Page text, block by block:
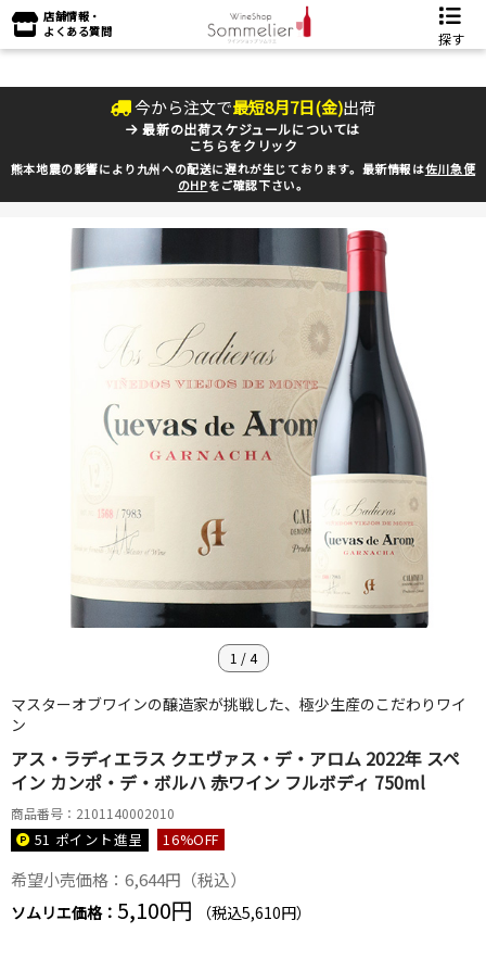
店舗情報・
よくある質問
探す
今から注文で最短8月7日(金)出荷
最新の出荷スケジュールについては
こちらをクリック
熊本地震の影響により九州への配送に遅れが生じております。最新情報は佐川急便
のHPをご確認下さい。
1 /4
マスターオブワインの醸造家が挑戦した、極少生産のこだわりワイ
ン
アス・ラディエラス クエヴァス・デ・アロム 2022年 スペ
イン カンポ・デ・ボルハ 赤ワイン フルボディ 750ml
商品番号：2101140002010
51 ポイント進呈 16%OFF
希望小売価格：6,644円（税込）
ソムリエ価格： 5,100円 （税込5,610円）